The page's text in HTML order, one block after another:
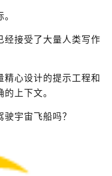
经接受了大量人类写作
心设计的提示工程和
上下文。
宇宙飞船吗？